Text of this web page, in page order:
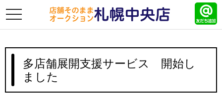
toggle
多店舗展開支援サービス 開始し
ました